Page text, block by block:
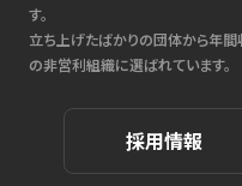
す。
立ち上げたばかりの団体から年
の非営利組織に選ばれています。
採用情報